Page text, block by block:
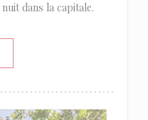
dans la capitale.